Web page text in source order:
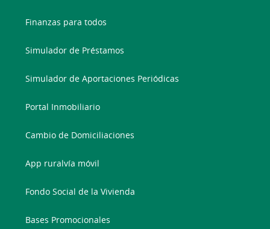
Finanzas para todos
Simulador de Préstamos
Simulador de Aportaciones Periódicas
Portal Inmobiliario
Cambio de Domiciliaciones
App ruralvía móvil
Fondo Social de la Vivienda
Bases Promocionales